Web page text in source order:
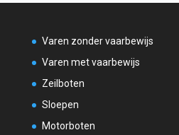
Varen zonder vaarbewijs
Varen met vaarbewijs
Zeilboten
Sloepen
Motorboten